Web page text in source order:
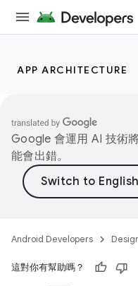
APP ARCHITECTURE
Google 會運用 AI 技術
能會出錯。
Android Developers
這對你有幫助嗎？